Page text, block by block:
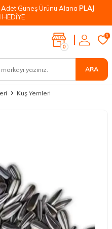
Adet Güneş Ürünü Alana PLAJ
HEDİYE
ARA
0
0
Kuş Yemleri